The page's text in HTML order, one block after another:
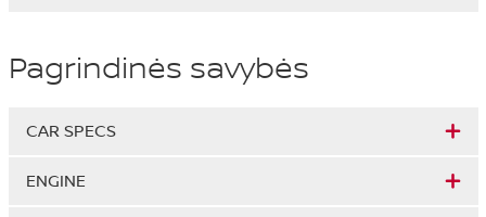
Pagrindinės savybės
CAR SPECS
ENGINE